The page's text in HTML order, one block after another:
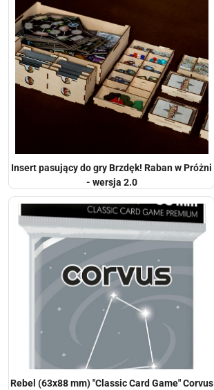
Insert pasujący do gry Brzdęk! Raban w Próżni
- wersja 2.0
Rebel (63x88 mm) "Classic Card Game" Corvus